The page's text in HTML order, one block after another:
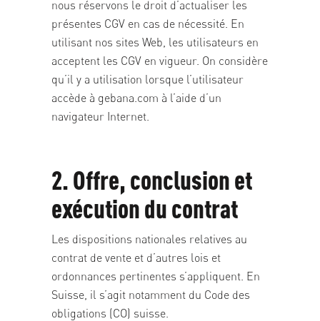
nous réservons le droit d’actualiser les
présentes CGV en cas de nécessité. En
utilisant nos sites Web, les utilisateurs en
acceptent les CGV en vigueur. On considère
qu’il y a utilisation lorsque l’utilisateur
accède à gebana.com à l’aide d’un
navigateur Internet.
2. Offre, conclusion et
exécution du contrat
Les dispositions nationales relatives au
contrat de vente et d’autres lois et
ordonnances pertinentes s’appliquent. En
Suisse, il s’agit notamment du Code des
obligations (CO) suisse.